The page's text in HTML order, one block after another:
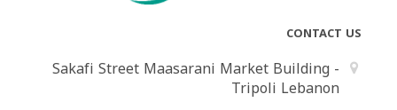
CONTACT US
Sakafi Street Maasarani Market Building -
Tripoli Lebanon